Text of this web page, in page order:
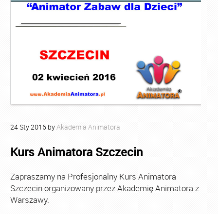
24 Sty2016 by Akademia Animatora
Kurs Animatora Szczecin
Zapraszamy na Profesjonalny Kurs Animatora
Szczecin organizowany przez Akademię Animatora z
Warszawy.